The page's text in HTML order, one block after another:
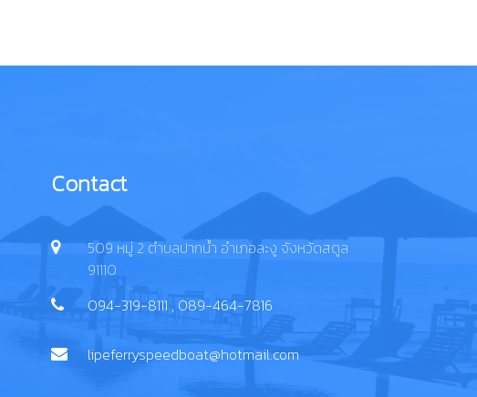
Contact
509 หมู่ 2 ตำบลปากน้ำ อำเภอละงู จังหวัดสตูล
91110
094-319-8111 , 089-464-7816
lipeferryspeedboat@hotmail.com